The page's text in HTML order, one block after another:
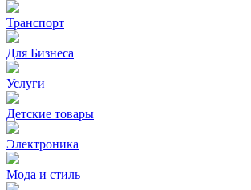
Транспорт
Для Бизнеса
Услуги
Детские товары
Электроника
Мода и стиль